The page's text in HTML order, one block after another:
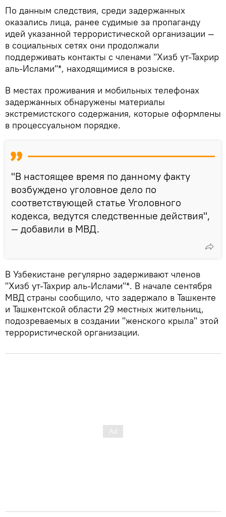
По данным следствия, среди задержанных
оказались лица, ранее судимые за пропаганду
идей указанной террористической организации —
в социальных сетях они продолжали
поддерживать контакты с членами "Хизб ут-Тахрир
аль-Ислами"*, находящимися в розыске.
В местах проживания и мобильных телефонах
задержанных обнаружены материалы
экстремистского содержания, которые оформлены
в процессуальном порядке.
"В настоящее время по данному факту
возбуждено уголовное дело по
соответствующей статье Уголовного
кодекса, ведутся следственные действия",
— добавили в МВД.
В Узбекистане регулярно задерживают членов
"Хизб ут-Тахрир аль-Ислами"*. В начале сентября
МВД страны сообщило, что задержало в Ташкенте
и Ташкентской области 29 местных жительниц,
подозреваемых в создании "женского крыла" этой
террористической организации.